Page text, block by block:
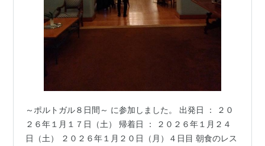
～ポルトガル８日間～ に参加しました。 出発日 ： ２０
２６年１月１７日（土） 帰着日 ： ２０２６年１月２４
日（土） ２０２６年１月２０日（月）４日目 朝食のレス